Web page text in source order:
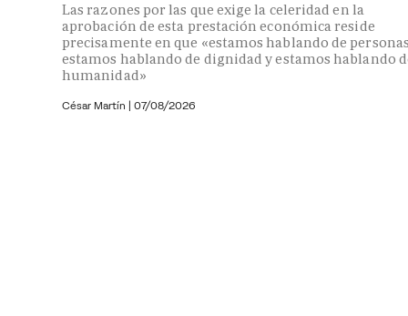
Las razones por las que exige la celeridad en la
aprobación de esta prestación económica reside
precisamente en que «estamos hablando de
estamos hablando de dignidad y estamos hablando
humanidad»
César Martín | 07/08/2026